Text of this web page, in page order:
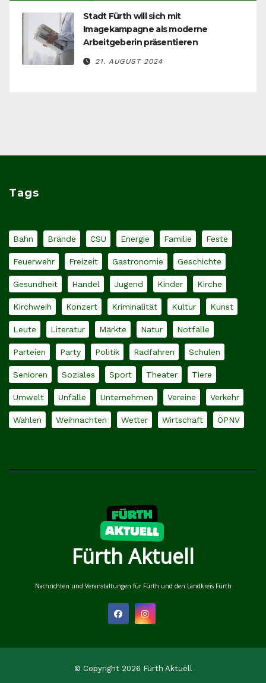
Stadt Fürth will sich mit
Imagekampagne als moderne
Arbeitgeberin präsentieren
21. AUGUST 2024
Tags
Bahn Brände CSU Energie Familie Feste
Feuerwehr Freizeit Gastronomie Geschichte
Gesundheit Handel Jugend Kinder Kirche
Kirchweih Konzert Kriminalität Kultur Kunst
Leute Literatur Märkte Natur Notfälle
Parteien Party Politik Radfahren Schulen
Senioren Soziales Sport Theater Tiere
Umwelt Unfälle Unternehmen Vereine Verkehr
Wahlen Weihnachten Wetter Wirtschaft ÖPNV
Fürth Aktuell
Nachrichten und Veranstaltungen für Fürth und den Landkreis Fürth
© Copyright 2026 Fürth Aktuell